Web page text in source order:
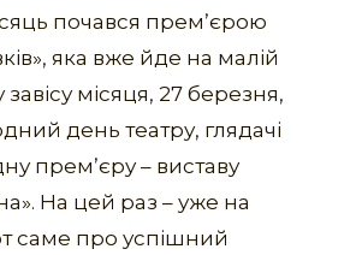
почався премʼєрою
яка вже йде на малій
місяця, 27 березня,
день театру, глядачі
премʼєру – виставу
На цей раз – уже на
саме про успішний